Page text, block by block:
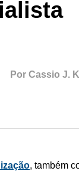
Por Cassio J.
, também